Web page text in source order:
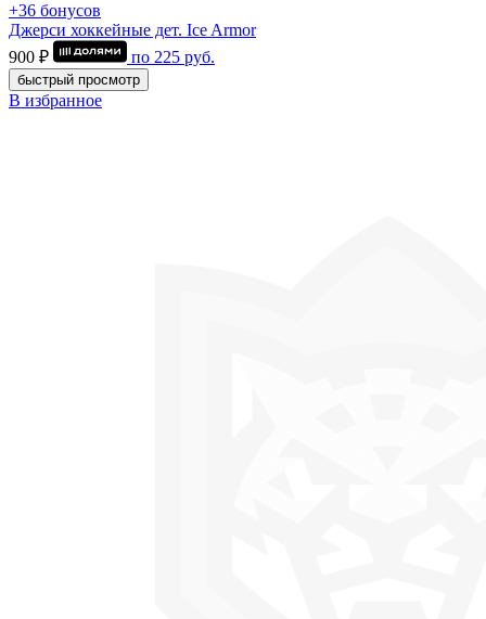
+36 бонусов
Джерси хоккейные дет. Ice Armor
900 ₽
по 225 руб.
быстрый просмотр
В избранное